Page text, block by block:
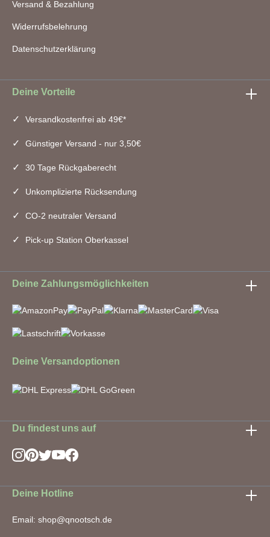
Versand & Bezahlung
Widerrufsbelehrung
Datenschutzerklärung
Deine Vorteile
Versandkostenfrei ab 49€*
Günstiger Versand - nur 3,50€
30 Tage Rückgaberecht
Unkomplizierte Rücksendung
CO-2 neutraler Versand
Pick-up Station Oberkassel
Deine Zahlungsmöglichkeiten
Deine Versandoptionen
Du findest uns auf
Deine Hotline
Email: shop@qnootsch.de